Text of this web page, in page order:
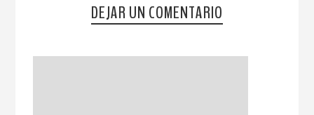
DEJAR UN COMENTARIO